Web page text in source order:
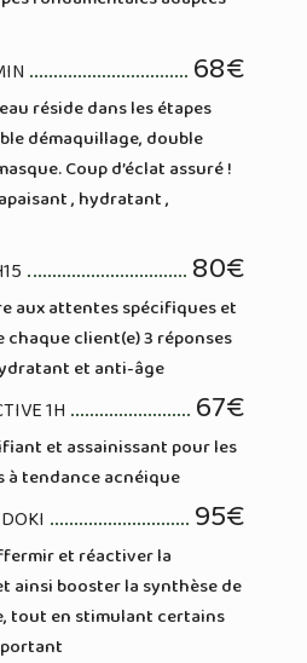
68€
réside dans les étapes
démaquillage, double
Coup d’éclat assuré !
, hydratant ,
80€
aux attentes spécifiques et
client(e) 3 réponses
et anti-âge
1H 67€
et assainissant pour les
à tendance acnéique
95€
et réactiver la
ainsi booster la synthèse de
tout en stimulant certains